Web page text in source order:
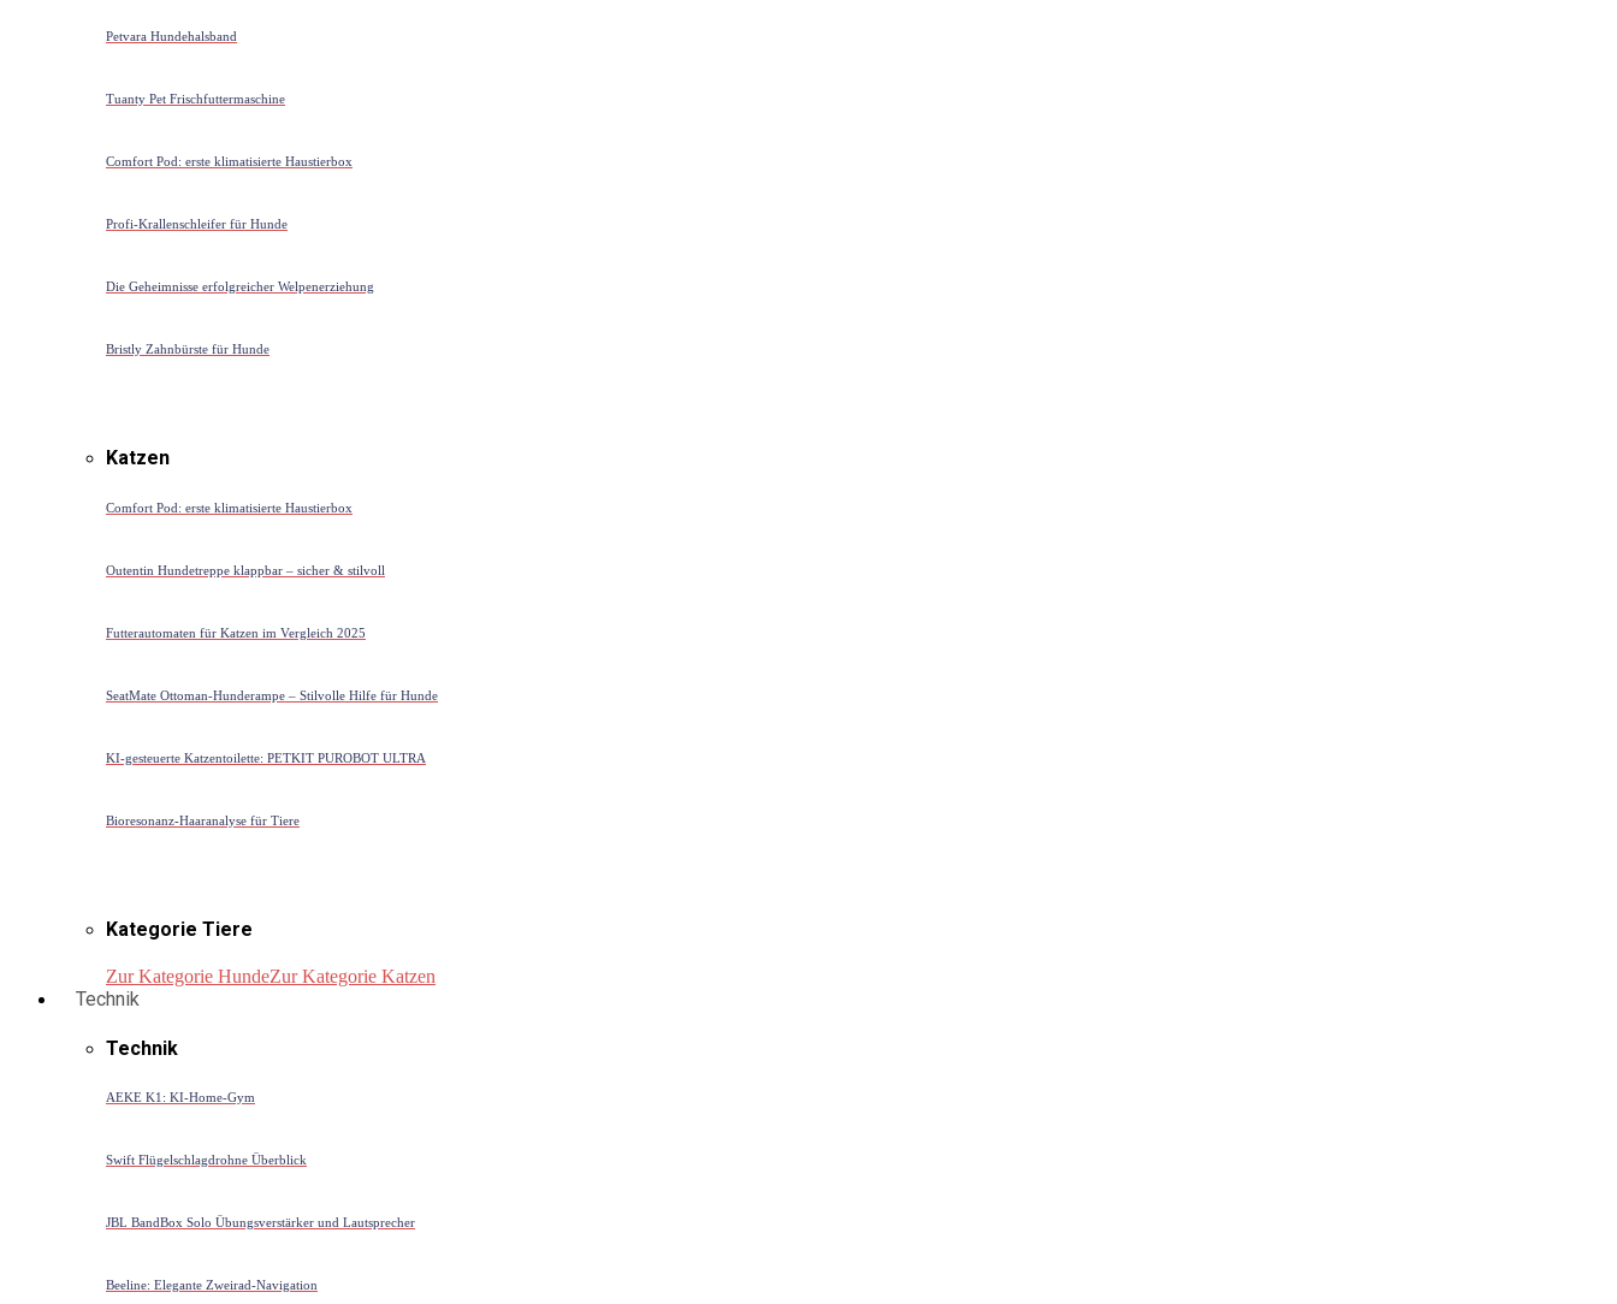
Petvara Hundehalsband
Tuanty Pet Frischfuttermaschine
Comfort Pod: erste klimatisierte Haustierbox
Profi-Krallenschleifer für Hunde
Die Geheimnisse erfolgreicher Welpenerziehung
Bristly Zahnbürste für Hunde
Katzen
Comfort Pod: erste klimatisierte Haustierbox
Outentin Hundetreppe klappbar – sicher & stilvoll
Futterautomaten für Katzen im Vergleich 2025
SeatMate Ottoman-Hunderampe – Stilvolle Hilfe für Hunde
KI-gesteuerte Katzentoilette: PETKIT PUROBOT ULTRA
Bioresonanz-Haaranalyse für Tiere
Kategorie Tiere
Zur Kategorie HundeZur Kategorie Katzen
Technik
Technik
AEKE K1: KI-Home-Gym
Swift Flügelschlagdrohne Überblick
JBL BandBox Solo Übungsverstärker und Lautsprecher
Beeline: Elegante Zweirad-Navigation